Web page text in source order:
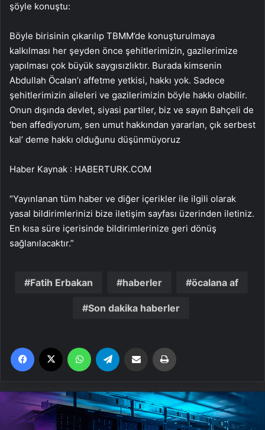
şöyle konuştu:
Böyle birisinin çıkarılıp TBMM’de konuşturulmaya
kalkılması her şeyden önce şehitlerimizin, gazilerimize
yapılması çok büyük saygısızlıktır. Burada kimsenin
Abdullah Öcalan’ı affetme yetkisi, hakkı yok. Sadece
şehitlerimizin aileleri ve gazilerimizin böyle hakkı olabilir.
Onun dışında devlet, siyasi partiler, biz ve sayın Bahçeli de
‘ben affediyorum, sen umut hakkından yararlan, çık serbest
kal’ deme hakkı olduğunu düşünmüyoruz
Haber Kaynak : HABERTURK.COM
“Yayınlanan tüm haber ve diğer içerikler ile ilgili olarak
yasal bildirimlerinizi bize iletişim sayfası üzerinden iletiniz.
En kısa süre içerisinde bildirimlerinize geri dönüş
sağlanılacaktır.”
Fatih Erbakan haberler öcalana af
Son dakika haberler
Facebook WhatsApp Email'den paylaş